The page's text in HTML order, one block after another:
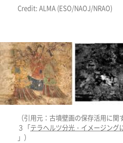
Credit: ALMA (ESO/NAOJ/NRAO)
（引用元：古墳壁画の保存活用に
３「テラヘルツ分光・イメージング
」）